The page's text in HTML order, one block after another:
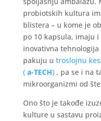
probiotskih kultura
blistera – u kome je
po 10 kapsula, imaju
inovativna
pakuju u troslojnu
( a-TECH), pa se i na
mikroorganizmi od
Ono što je takođe
kulture u sastavu